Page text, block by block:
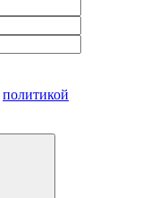
политикой